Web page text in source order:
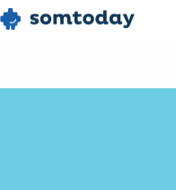
Go
to